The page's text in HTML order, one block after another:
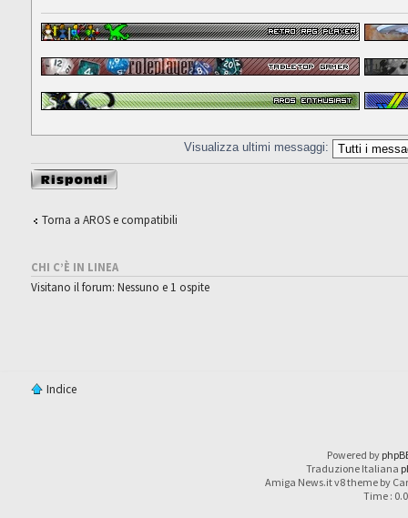
Visualizza ultimi messaggi:
Rispondi al
messaggio
Torna a AROS e compatibili
CHI C’È IN LINEA
Visitano il forum: Nessuno e 1 ospite
Indice
Powered by
Traduzione Italiana
Amiga News.it v8 theme by
Time :